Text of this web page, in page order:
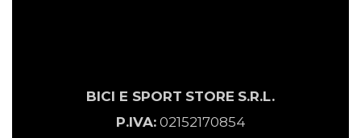
BICI E SPORT STORE S.R.L.
P.IVA:02152170854